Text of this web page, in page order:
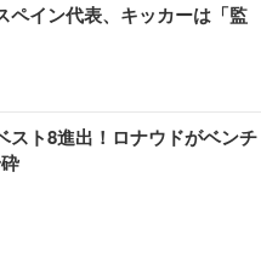
イン代表、キッカーは「監
スト8進出！ロナウドがベンチ